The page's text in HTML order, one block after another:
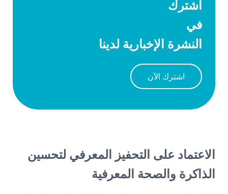
اشترك
في
النشرة الإخبارية لدينا
اشترك الآن
الاعتماد على التحفيز المعرفي لتحسين
الذاكرة والصحة المعرفية